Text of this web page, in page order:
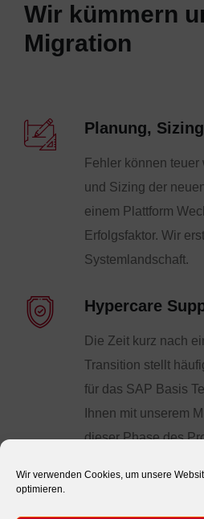
Wir verwenden Cookies, um unsere
optimieren.
Wir kümmern
Migration
Planung,
Fehler können
und Sizing der
einem Plattform
Erfolgsfaktor. Wir
Systemlandschaft.
Hypercare
Die Zeit kurz nach
Transition stellt
für das SAP Basis
Ihnen mit unserem
dieser Phase des